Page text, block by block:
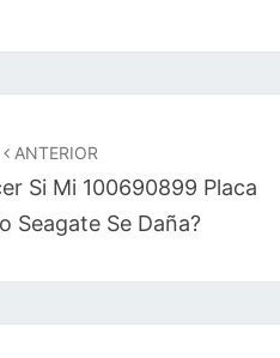
ANTERIOR
Si Mi 100690899 Placa
Seagate Se Daña?